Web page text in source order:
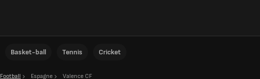
Basket-ball Tennis Cricket
Football Espagne Valence CF